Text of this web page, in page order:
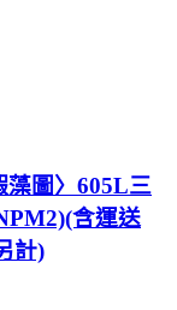
藻圖〉605L三
含運送
計)